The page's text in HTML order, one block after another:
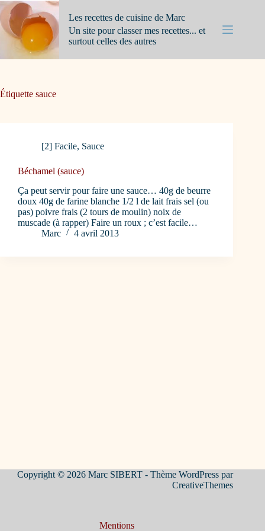
Passer
au
contenu
Les recettes de cuisine de Marc
Un site pour classer mes recettes... et
surtout celles des autres
Étiquette sauce
[2] Facile, Sauce
Béchamel (sauce)
Ça peut servir pour faire une sauce… 40g de beurre
doux 40g de farine blanche 1/2 l de lait frais sel (ou
pas) poivre frais (2 tours de moulin) noix de
muscade (à rapper) Faire un roux ; c’est facile…
Marc
4 avril 2013
Copyright © 2026 Marc SIBERT - Thème WordPress par
CreativeThemes
Mentions